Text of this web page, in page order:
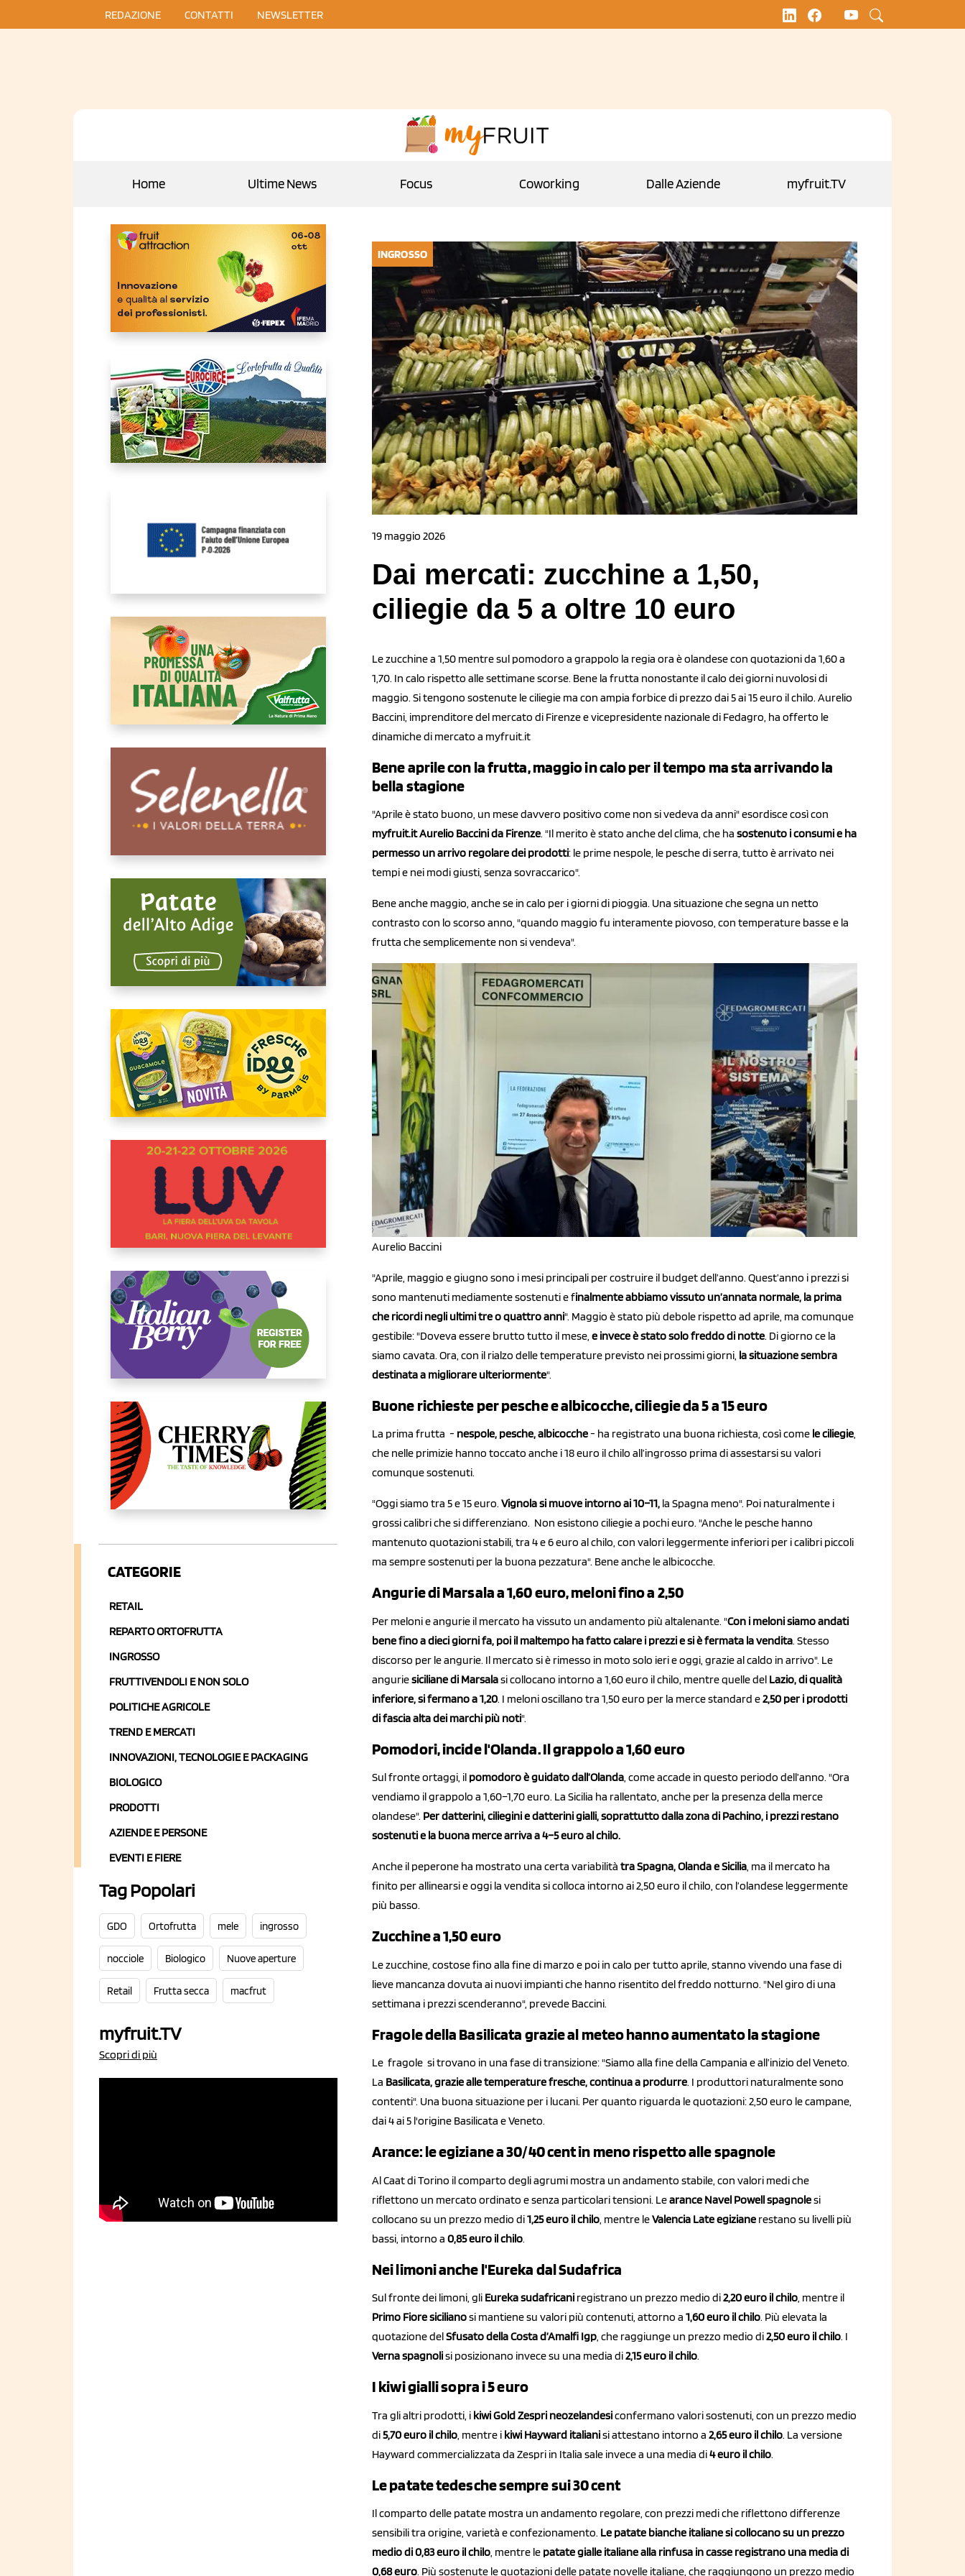
REDAZIONE CONTATTI NEWSLETTER
Home Ultime News Focus Coworking Dalle Aziende myfruit.TV
CATEGORIE
RETAIL
REPARTO ORTOFRUTTA
INGROSSO
FRUTTIVENDOLI E NON SOLO
POLITICHE AGRICOLE
TREND E MERCATI
INNOVAZIONI, TECNOLOGIE E PACKAGING
BIOLOGICO
PRODOTTI
AZIENDE E PERSONE
EVENTI E FIERE
Tag Popolari
GDO Ortofrutta mele ingrosso
nocciole Biologico Nuove aperture
Retail Frutta secca macfrut
myfruit.TV
Scopri di più
INGROSSO
19 maggio 2026
Dai mercati: zucchine a 1,50,
ciliegie da 5 a oltre 10 euro
Le zucchine a 1,50 mentre sul pomodoro a grappolo la regia ora è olandese con quotazioni da 1,60 a
1,70. In calo rispetto alle settimane scorse. Bene la frutta nonostante il calo dei giorni nuvolosi di
maggio. Si tengono sostenute le ciliegie ma con ampia forbice di prezzo dai 5 ai 15 euro il chilo. Aurelio
Baccini, imprenditore del mercato di Firenze e vicepresidente nazionale di Fedagro, ha offerto le
dinamiche di mercato a myfruit.it
Bene aprile con la frutta, maggio in calo per il tempo ma sta arrivando la
bella stagione
"Aprile è stato buono, un mese davvero positivo come non si vedeva da anni" esordisce così con
myfruit.itAurelio Baccini da Firenze. "Il merito è stato anche del clima, che ha sostenuto i consumi e ha
permesso un arrivo regolare dei prodotti: le prime nespole, le pesche di serra, tutto è arrivato nei
tempi e nei modi giusti, senza sovraccarico".
Bene anche maggio, anche se in calo per i giorni di pioggia. Una situazione che segna un netto
contrasto con lo scorso anno, "quando maggio fu interamente piovoso, con temperature basse e la
frutta che semplicemente non si vendeva".
Aurelio Baccini
"Aprile, maggio e giugno sono i mesi principali per costruire il budget dell’anno. Quest’anno i prezzi si
sono mantenuti mediamente sostenuti e finalmente abbiamo vissuto un’annata normale, la prima
che ricordi negli ultimi tre o quattro anni". Maggio è stato più debole rispetto ad aprile, ma comunque
gestibile: "Doveva essere brutto tutto il mese, e invece è stato solo freddo di notte. Di giorno ce la
siamo cavata. Ora, con il rialzo delle temperature previsto nei prossimi giorni, la situazione sembra
destinata a migliorare ulteriormente".
Buone richieste per pesche e albicocche, ciliegie da 5 a 15 euro
La prima frutta - nespole, pesche, albicocche- ha registrato una buona richiesta, così come le ciliegie,
che nelle primizie hanno toccato anche i 18 euro il chilo all’ingrosso prima di assestarsi su valori
comunque sostenuti.
"Oggi siamo tra 5 e 15 euro. Vignola si muove intorno ai 10–11, la Spagna meno". Poi naturalmente i
grossi calibri che si differenziano. Non esistono ciliegie a pochi euro. "Anche le pesche hanno
mantenuto quotazioni stabili, tra 4 e 6 euro al chilo, con valori leggermente inferiori per i calibri piccoli
ma sempre sostenuti per la buona pezzatura". Bene anche le albicocche.
Angurie di Marsala a 1,60 euro, meloni fino a 2,50
Per meloni e angurie il mercato ha vissuto un andamento più altalenante. "Con i meloni siamo andati
bene fino a dieci giorni fa, poi il maltempo ha fatto calare i prezzi e si è fermata la vendita. Stesso
discorso per le angurie. Il mercato si è rimesso in moto solo ieri e oggi, grazie al caldo in arrivo". Le
anguriesiciliane di Marsalasi collocano intorno a 1,60 euro il chilo, mentre quelle del Lazio, di qualità
inferiore, si fermano a 1,20. I meloni oscillano tra 1,50 euro per la merce standard e2,50 per i prodotti
di fascia alta dei marchi più noti".
Pomodori, incide l'Olanda. Il grappolo a 1,60 euro
Sul fronte ortaggi, il pomodoro è guidato dall’Olanda, come accade in questo periodo dell’anno. "Ora
vendiamo il grappolo a 1,60–1,70 euro. La Sicilia ha rallentato, anche per la presenza della merce
olandese". Per datterini, ciliegini e datterini gialli, soprattutto dalla zona di Pachino, i prezzi restano
sostenuti e la buona merce arriva a 4–5 euro al chilo.
Anche il peperone ha mostrato una certa variabilità tra Spagna, Olanda e Sicilia, ma il mercato ha
finito per allinearsi e oggi la vendita si colloca intorno ai 2,50 euro il chilo, con l’olandese leggermente
più basso.
Zucchine a 1,50 euro
Le zucchine, costose fino alla fine di marzo e poi in calo per tutto aprile, stanno vivendo una fase di
lieve mancanza dovuta ai nuovi impianti che hanno risentito del freddo notturno. "Nel giro di una
settimana i prezzi scenderanno", prevede Baccini.
Fragole della Basilicata grazie al meteo hanno aumentato la stagione
Le fragole si trovano in una fase di transizione: "Siamo alla fine della Campania e all’inizio del Veneto.
La Basilicata, grazie alle temperature fresche, continua a produrre. I produttori naturalmente sono
contenti". Una buona situazione per i lucani. Per quanto riguarda le quotazioni: 2,50 euro le campane,
dai 4 ai 5 l'origine Basilicata e Veneto.
Arance: le egiziane a 30/40 cent in meno rispetto alle spagnole
Al Caat di Torino il comparto degli agrumi mostra un andamento stabile, con valori medi che
riflettono un mercato ordinato e senza particolari tensioni. Learance Navel Powell spagnolesi
collocano su un prezzo medio di1,25 euro il chilo, mentre leValencia Late egiziane restano su livelli più
bassi, intorno a 0,85 euro il chilo.
Nei limoni anche l'Eureka dal Sudafrica
Sul fronte dei limoni, gli Eureka sudafricani registrano un prezzo medio di2,20 euro il chilo, mentre il
Primo Fiore sicilianosi mantiene su valori più contenuti, attorno a 1,60 euro il chilo. Più elevata la
quotazione delSfusato della Costa d’Amalfi Igp, che raggiunge un prezzo medio di2,50 euro il chilo. I
Verna spagnolisi posizionano invece su una media di2,15 euro il chilo.
I kiwi gialli sopra i 5 euro
Tra gli altri prodotti, i kiwi Gold Zespri neozelandesiconfermano valori sostenuti, con un prezzo medio
di5,70 euro il chilo, mentre i kiwi Hayward italianisi attestano intorno a 2,65 euro il chilo. La versione
Hayward commercializzata da Zespri in Italia sale invece a una media di4 euro il chilo.
Le patate tedesche sempre sui 30 cent
Il comparto delle patate mostra un andamento regolare, con prezzi medi che riflettono differenze
sensibili tra origine, varietà e confezionamento. Le patate bianche italiane si collocano su un prezzo
medio di 0,83 euro il chilo, mentre le patate gialle italiane alla rinfusa in casse registrano una media di
0,68 euro. Più sostenute le quotazioni delle patate novelle italiane, che raggiungono un prezzo medio